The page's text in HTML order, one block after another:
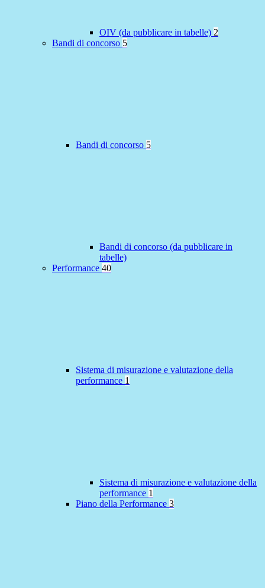
OIV (da pubblicare in tabelle) 2
Bandi di concorso 5
Bandi di concorso 5
Bandi di concorso (da pubblicare in
tabelle)
Performance 40
Sistema di misurazione e valutazione della
performance 1
Sistema di misurazione e valutazione della
performance 1
Piano della Performance 3